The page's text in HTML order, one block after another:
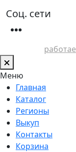
Соц. сети
Меню
Главная
Каталог
Регионы
Выкуп
Контакты
Корзина